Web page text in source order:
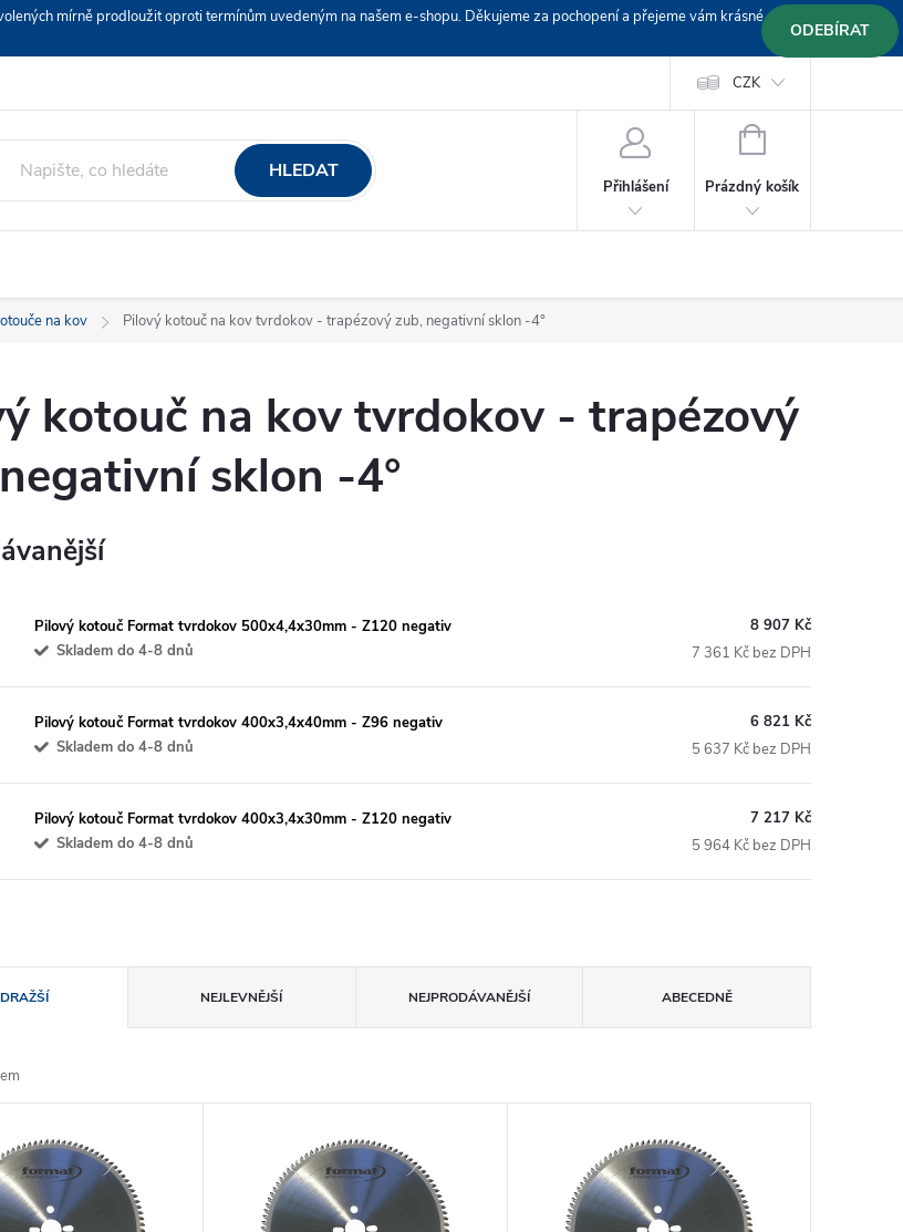
mírně prodloužit oproti termínům uvedeným na našem e-shopu. Děkujeme za pochopení a přejeme vám krásné
Platba GoPay +420 603 319382
CZK
HLEDAT
Přihlášení
NÁKUPNÍ
Prázdný košík
na kov Pilový kotouč na kov tvrdokov - trapézový zub, negativní sklon -4°
ODEBÍRAT
kotouč na kov tvrdokov - trapézový
sklon -4°
Pilový kotouč Format tvrdokov 500x4,4x30mm - Z120 negativ
Skladem do 4-8 dnů
8 907 Kč
7 361 Kč bez DPH
Pilový kotouč Format tvrdokov 400x3,4x40mm - Z96 negativ
Skladem do 4-8 dnů
6 821 Kč
5 637 Kč bez DPH
Pilový kotouč Format tvrdokov 400x3,4x30mm - Z120 negativ
Skladem do 4-8 dnů
7 217 Kč
5 964 Kč bez DPH
NEJLEVNĚJŠÍ NEJPRODÁVANĚJŠÍ ABECEDNĚ